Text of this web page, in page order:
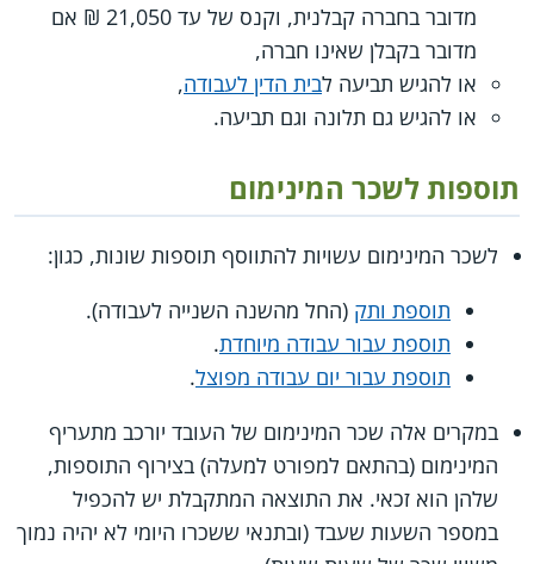
מדובר בחברה קבלנית, וקנס של עד 21,050 ₪ אם
מדובר בקבלן שאינו חברה,
או להגיש תביעה לבית הדין לעבודה,
או להגיש גם תלונה וגם תביעה.
תוספות לשכר המינימום
לשכר המינימום עשויות להתווסף תוספות שונות, כגון:
תוספת ותק (החל מהשנה השנייה לעבודה).
תוספת עבור עבודה מיוחדת.
תוספת עבור יום עבודה מפוצל.
במקרים אלה שכר המינימום של העובד יורכב מתעריף
המינימום (בהתאם למפורט למעלה) בצירוף התוספות,
שלהן הוא זכאי. את התוצאה המתקבלת יש להכפיל
במספר השעות שעבד (ובתנאי ששכרו היומי לא יהיה נמוך